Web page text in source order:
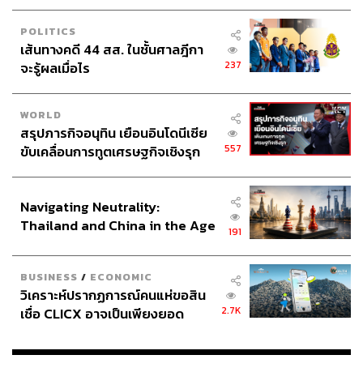
ในมุมของเธอ การเปลี่ยนผ่านสู่พลังงานสะอาดไม่ใช่เรื่อง
ของอนาคต แต่เป็นเรื่องที่ควรเริ่มตั้งแต่วันนี้ แนวคิดนี้ยัง
สอดคล้องกับแนวทางการพัฒนาโครงการของ AP ที่มองว่า
บ้านในอนาคตควรพร้อมรองรับวิถีชีวิตที่ยั่งยืนมากขึ้น ทั้ง
การออกแบบพื้นที่สีเขียว การใช้พลังงานอย่างมีประสิทธิภาพ
และการเตรียมความพร้อมสำหรับเทคโนโลยีพลังงานสะอาด
ในอนาคต
ปัจจุบัน AP ได้นำระบบ Solar Cell มาใช้ในพื้นที่ส่วนกลาง
ของหลายโครงการ รวมถึงเตรียมความพร้อมด้านระบบ
ไฟฟ้าภายในบ้าน เพื่อรองรับการติดตั้ง Solar Cell ในอนาคต
สำหรับลูกบ้านที่สนใจ ซึ่งเป็นอีกหนึ่งตัวอย่างของการสร้าง
Living Quality ผ่านการออกแบบที่มองไกลกว่าการอยู่อาศัย
ในวันนี้
POLITICS
เส้นทางคดี 44 สส. ในชั้นศาลฎีกา
จะรู้ผลเมื่อไร
237
WORLD
สรุปภารกิจอนุทิน เยือนอินโดนีเซีย
ขับเคลื่อนการทูตเศรษฐกิจเชิงรุก
557
Navigating Neutrality:
Thailand and China in the Age
191
BUSINESS / ECONOMIC
วิเคราะห์ปรากฏการณ์คนแห่ขอสิน
เชื่อ CLICX อาจเป็นเพียงยอด
เรือนไทยที่ถูกซุกไว้
2.7K